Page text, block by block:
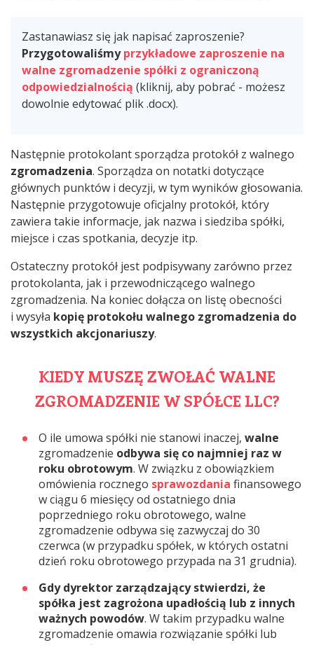
Zastanawiasz się jak napisać zaproszenie?
Przygotowaliśmyprzykładowe zaproszenie na
walne zgromadzenie spółki z ograniczoną
odpowiedzialnością (kliknij, aby pobrać - możesz
dowolnie edytować plik .docx).
Następnie protokolant sporządza protokół z walnego
zgromadzenia. Sporządza on notatki dotyczące
głównych punktów i decyzji, w tym wyników głosowania.
Następnie przygotowuje oficjalny protokół, który
zawiera takie informacje, jak nazwa i siedziba spółki,
miejsce i czas spotkania, decyzje itp.
Ostateczny protokół jest podpisywany zarówno przez
protokolanta, jak i przewodniczącego walnego
zgromadzenia. Na koniec dołącza on listę obecności
i wysyła kopię protokołu walnego zgromadzenia do
wszystkich akcjonariuszy.
KIEDY MUSZĘ ZWOŁAĆ WALNE
ZGROMADZENIE W SPÓŁCE LLC?
O ile umowa spółki nie stanowi inaczej, walne
zgromadzenie odbywa się co najmniej raz w
roku obrotowym. W związku z obowiązkiem
omówienia rocznego sprawozdania finansowego
w ciągu 6 miesięcy od ostatniego dnia
poprzedniego roku obrotowego, walne
zgromadzenie odbywa się zazwyczaj do 30
czerwca (w przypadku spółek, w których ostatni
dzień roku obrotowego przypada na 31 grudnia).
Gdy dyrektor zarządzający stwierdzi, że
spółka jest zagrożona upadłością lub z innych
ważnych powodów. W takim przypadku walne
zgromadzenie omawia rozwiązanie spółki lub